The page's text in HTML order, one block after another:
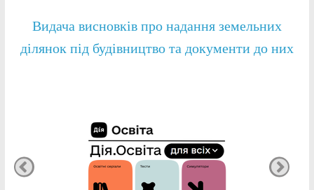
Видача висновків про надання земельних
ділянок під будівництво та документи до них